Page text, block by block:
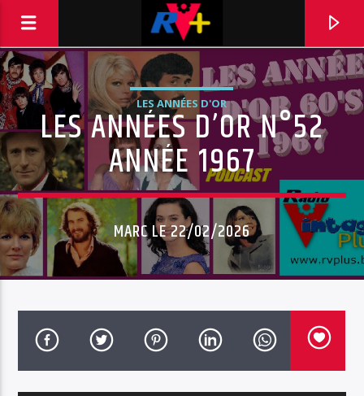
RADIO VINTAGE PLUS
POUR ET AVEC VOUS
LES ANNÉES D'OR
LES ANNÉES D’OR N°52
ANNÉE 1967
MARC LE 22/02/2026